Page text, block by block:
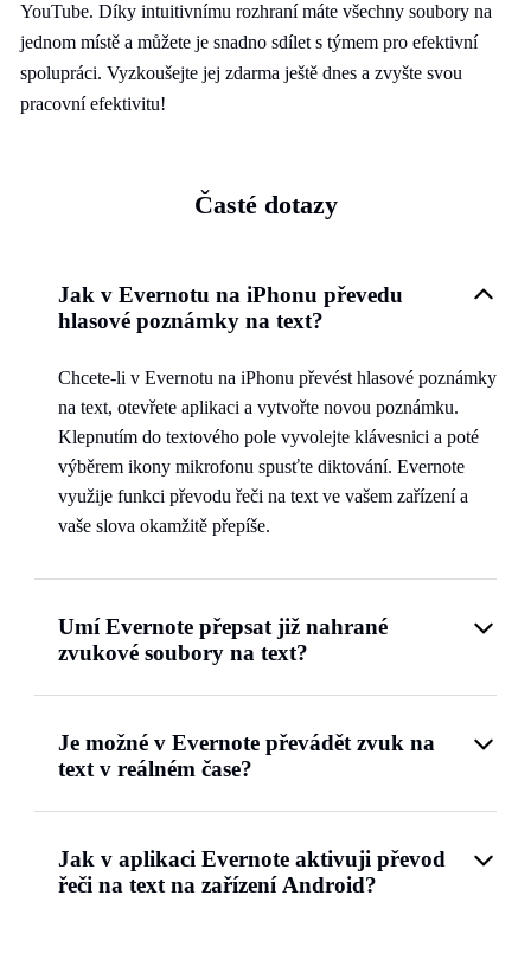
YouTube. Díky intuitivnímu rozhraní máte všechny soubory na
jednom místě a můžete je snadno sdílet s týmem pro efektivní
spolupráci. Vyzkoušejte jej zdarma ještě dnes a zvyšte svou
pracovní efektivitu!
Časté dotazy
Jak v Evernotu na iPhonu převedu
hlasové poznámky na text?
Chcete-li v Evernotu na iPhonu převést hlasové poznámky
na text, otevřete aplikaci a vytvořte novou poznámku.
Klepnutím do textového pole vyvolejte klávesnici a poté
výběrem ikony mikrofonu spusťte diktování. Evernote
využije funkci převodu řeči na text ve vašem zařízení a
vaše slova okamžitě přepíše.
Umí Evernote přepsat již nahrané
zvukové soubory na text?
Je možné v Evernote převádět zvuk na
text v reálném čase?
Jak v aplikaci Evernote aktivuji převod
řeči na text na zařízení Android?